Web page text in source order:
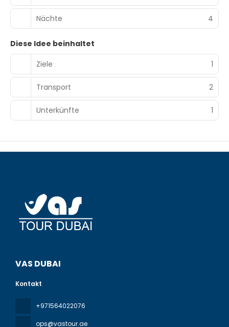
Nächte 4
Diese Idee beinhaltet
Ziele
1
Transport 2
Unterkünfte 1
VAS DUBAI
Kontakt
+971564022076
ops@vastour.ae